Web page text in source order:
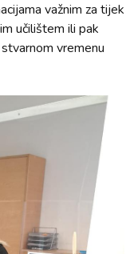
važnim za tijek
učilištem ili pak
vremenu